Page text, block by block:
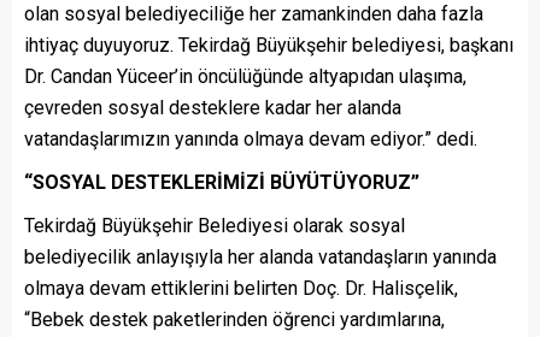
olan sosyal belediyeciliğe her zamankinden daha fazla
ihtiyaç duyuyoruz. Tekirdağ Büyükşehir belediyesi, başkanı
Dr. Candan Yüceer’in öncülüğünde altyapıdan ulaşıma,
çevreden sosyal desteklere kadar her alanda
vatandaşlarımızın yanında olmaya devam ediyor.” dedi.
“SOSYAL DESTEKLERİMİZİ BÜYÜTÜYORUZ”
Tekirdağ Büyükşehir Belediyesi olarak sosyal
belediyecilik anlayışıyla her alanda vatandaşların yanında
olmaya devam ettiklerini belirten Doç. Dr. Halisçelik,
“Bebek destek paketlerinden öğrenci yardımlarına,